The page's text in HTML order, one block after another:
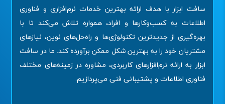
سافت ابزار با هدف ارائه بهترین خدمات نرم‌افزاری و فناوری
اطلاعات به کسب‌وکارها و افراد، همواره تلاش می‌کند تا با
بهره‌گیری از جدیدترین تکنولوژی‌ها و راه‌حل‌های نوین، نیازهای
مشتریان خود را به بهترین شکل ممکن برآورده کند. ما در سافت
ابزار به ارائه نرم‌افزارهای کاربردی، مشاوره در زمینه‌های مختلف
فناوری اطلاعات و پشتیبانی فنی می‌پردازیم.